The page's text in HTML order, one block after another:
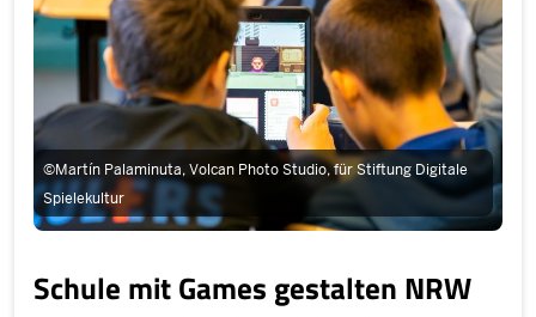
©Martín Palaminuta, Volcan Photo Studio, für Stiftung Digitale
Spielekultur
Schule mit Games gestalten NRW